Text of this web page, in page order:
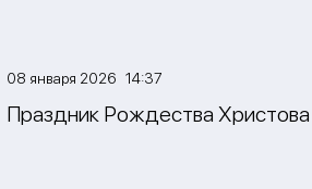
08 января 2026 14:37
Праздник Рождества